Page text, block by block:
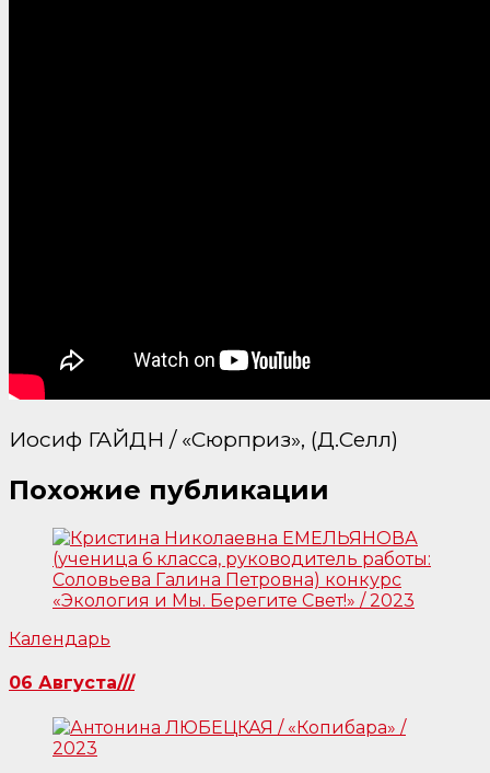
Иосиф ГАЙДН / «Сюрприз», (Д.Селл)
Похожие публикации
Календарь
06 Августа///